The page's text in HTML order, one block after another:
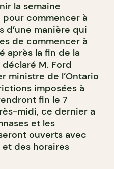
la semaine
commencer à
d’une manière qui
de commencer à
après la fin de la
M. Ford
ministre de l’Ontario
imposées à
fin le 7
midi, ce dernier a
et les
ouverts avec
des horaires